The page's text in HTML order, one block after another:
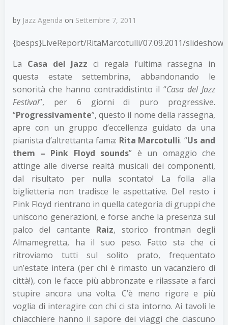
by Jazz Agenda on Settembre 7, 2011
{besps}LiveReport/RitaMarcotulli/07.09.2011/
La Casa del Jazz ci regala l’ultima rassegna in
questa estate settembrina, abbandonando le
sonorità che hanno contraddistinto il “Casa del Jazz
Festival”, per 6 giorni di puro progressive.
“Progressivamente”, questo il nome della rassegna,
apre con un gruppo d’eccellenza guidato da una
pianista d’altrettanta fama: Rita Marcotulli. “Us and
them – Pink Floyd sounds” è un omaggio che
attinge alle diverse realtà musicali dei componenti,
dal risultato per nulla scontato! La folla alla
biglietteria non tradisce le aspettative. Del resto i
Pink Floyd rientrano in quella categoria di gruppi che
uniscono generazioni, e forse anche la presenza sul
palco del cantante Raiz, storico frontman degli
Almamegretta, ha il suo peso. Fatto sta che ci
ritroviamo tutti sul solito prato, frequentato
un’estate intera (per chi è rimasto un vacanziero di
città!), con le facce più abbronzate e rilassate a farci
stupire ancora una volta. C’è meno rigore e più
voglia di interagire con chi ci sta intorno. Ai tavoli le
chiacchiere hanno il sapore dei viaggi che ciascuno